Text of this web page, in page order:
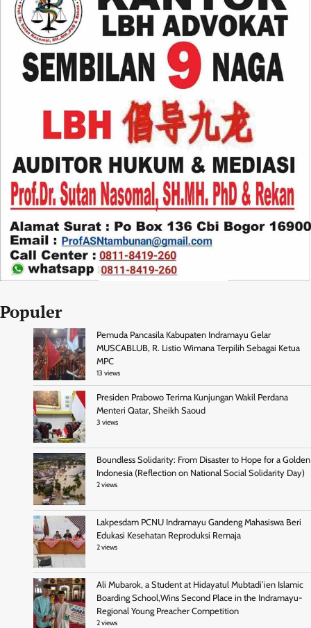
Populer
Pemuda Pancasila Kabupaten Indramayu Gelar
MUSCABLUB, R. Listio Wimana Terpilih Sebagai Ketua
MPC
13 views
Presiden Prabowo Terima Kunjungan Wakil Perdana
Menteri Qatar, Sheikh Saoud
3 views
Boundless Solidarity: From Disaster to Hope for a Golden
Indonesia (Reflection on National Social Solidarity Day)
2 views
Lakpesdam PCNU Indramayu Gandeng Mahasiswa Beri
Edukasi Kesehatan Reproduksi Remaja
2 views
Ali Mubarok, a Student at Hidayatul Mubtadi’ien Islamic
Boarding School,Wins Second Place in the Indramayu-
Regional Young Preacher Competition
2 views